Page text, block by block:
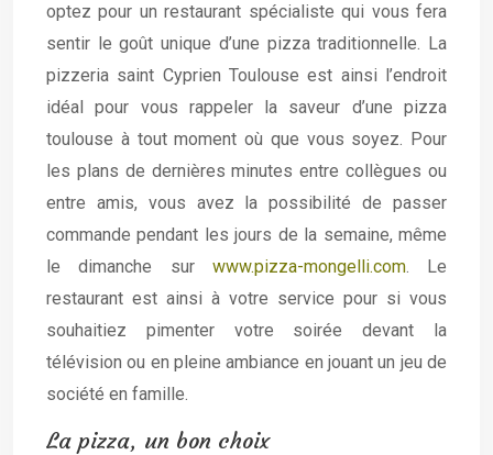
optez pour un restaurant spécialiste qui vous fera
sentir le goût unique d’une pizza traditionnelle. La
pizzeria saint Cyprien Toulouse est ainsi l’endroit
idéal pour vous rappeler la saveur d’une pizza
toulouse à tout moment où que vous soyez. Pour
les plans de dernières minutes entre collègues ou
entre amis, vous avez la possibilité de passer
commande pendant les jours de la semaine, même
le dimanche sur www.pizza-mongelli.com. Le
restaurant est ainsi à votre service pour si vous
souhaitiez pimenter votre soirée devant la
télévision ou en pleine ambiance en jouant un jeu de
société en famille.
La pizza, un bon choix